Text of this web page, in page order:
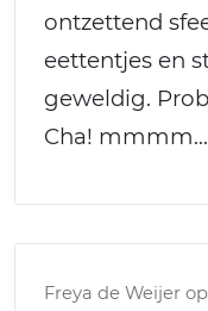
ontzettend
eettentjes en
geweldig.
Cha! mmmm...
Freya de Weijer op